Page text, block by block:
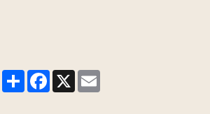
PartagerFacebook
X